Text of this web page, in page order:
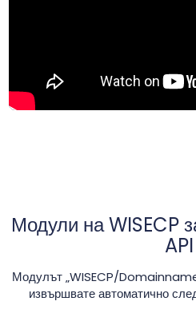
Модули на
API
Модулът „WISECP/
извършвате автоматично